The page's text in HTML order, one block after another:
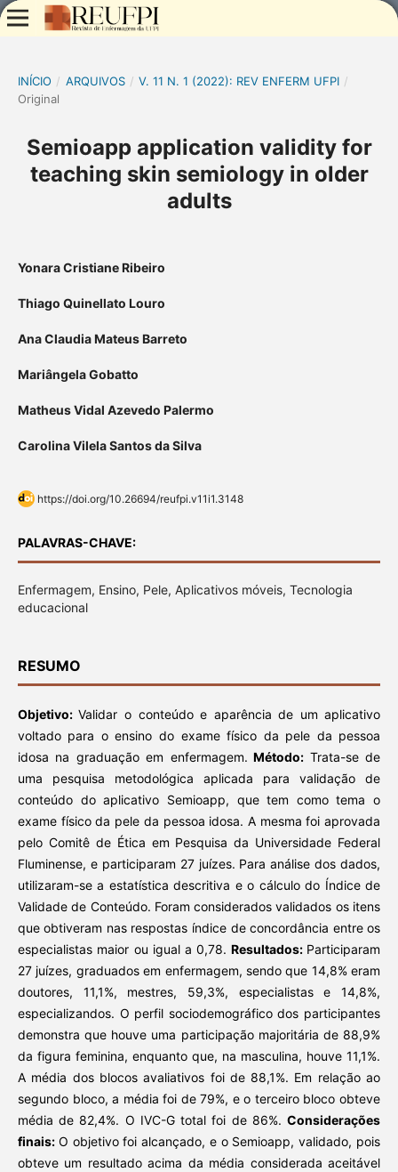
INÍCIO / ARQUIVOS / V. 11 N. 1 (2022): REV ENFERM UFPI /
Original
Semioapp application validity for
teaching skin semiology in older
adults
Yonara Cristiane Ribeiro
Thiago Quinellato Louro
Ana Claudia Mateus Barreto
Mariângela Gobatto
Matheus Vidal Azevedo Palermo
Carolina Vilela Santos da Silva
https://doi.org/10.26694/reufpi.v11i1.3148
PALAVRAS-CHAVE:
Enfermagem, Ensino, Pele, Aplicativos móveis, Tecnologia
educacional
RESUMO
Objetivo:Validar o conteúdo e aparência de um aplicativo
voltado para o ensino do exame físico da pele da pessoa
idosa na graduação em enfermagem. Método: Trata-se de
uma pesquisa metodológica aplicada para validação de
conteúdo do aplicativo Semioapp, que tem como tema o
exame físico da pele da pessoa idosa. A mesma foi aprovada
pelo Comitê de Ética em Pesquisa da Universidade Federal
Fluminense, e participaram 27 juízes. Para análise dos dados,
utilizaram-se a estatística descritiva e o cálculo do Índice de
Validade de Conteúdo. Foram considerados validados os itens
que obtiveram nas respostas índice de concordância entre os
especialistas maior ou igual a 0,78. Resultados: Participaram
27 juízes, graduados em enfermagem, sendo que 14,8% eram
doutores, 11,1%, mestres, 59,3%, especialistas e 14,8%,
especializandos. O perfil sociodemográfico dos participantes
demonstra que houve uma participação majoritária de 88,9%
da figura feminina, enquanto que, na masculina, houve 11,1%.
A média dos blocos avaliativos foi de 88,1%. Em relação ao
segundo bloco, a média foi de 79%, e o terceiro bloco obteve
média de 82,4%. O IVC-G total foi de 86%.Considerações
finais: O objetivo foi alcançado, e o Semioapp, validado, pois
obteve um resultado acima da média considerada aceitável